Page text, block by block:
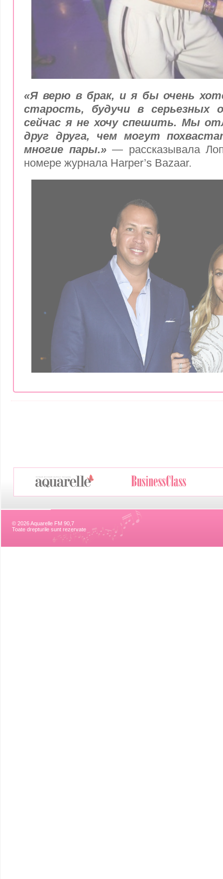
«Я верю в брак, и я бы очень
старость, будучи в серьезных
сейчас я не хочу спешить. Мы
друг друга, чем могут
многие пары.»— рассказывала
номере журнала Harper’s Bazaar.
© 2026 Aquarelle FM 90,7
Toate drepturile sunt rezervate